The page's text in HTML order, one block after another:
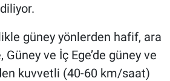
güney yönlerden hafif, ara
ve İç Ege’de güney ve
kuvvetli (40-60 km/saat)